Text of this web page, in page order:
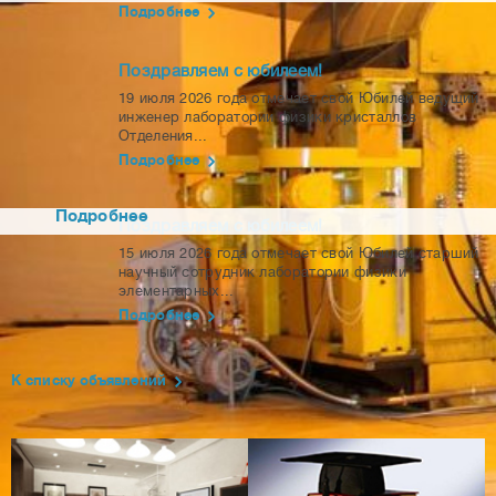
Запуск реактора ПИК – основная
Института
В НИЦ «Курчатовский институт» - ПИЯФ готовится к
эксплуатацию высокопоточный исследовательский
ПИК, который, по экспертным оценкам, в ближайшие 20-
лет останется уникальным и самым мощным в мире.
Подробнее
Подробнее
Поздравляем с юбилеем!
19 июля 2026 года отмечает свой Юбилей ведущий
инженер лаборатории физики кристаллов
Отделения...
Подробнее
Поздравляем с юбилеем!
15 июля 2026 года отмечает свой Юбилей старший
научный сотрудник лаборатории физики
элементарных...
Подробнее
К списку объявлений